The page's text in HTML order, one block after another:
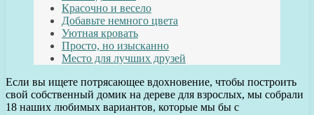
Красочно и весело
Добавьте немного цвета
Уютная кровать
Просто, но изысканно
Место для лучших друзей
Если вы ищете потрясающее вдохновение, чтобы построить
свой собственный домик на дереве для взрослых, мы собрали
18 наших любимых вариантов, которые мы бы с